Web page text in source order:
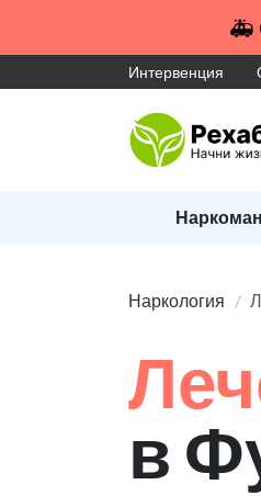
🚑
Интервенция
Наркология
в